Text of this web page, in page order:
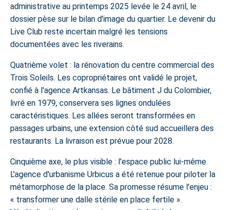
administrative au printemps 2025 levée le 24 avril, le
dossier pèse sur le bilan d'image du quartier. Le devenir du
Live Club reste incertain malgré les tensions
documentées avec les riverains.
Quatrième volet : la rénovation du centre commercial des
Trois Soleils. Les copropriétaires ont validé le projet,
confié à l'agence Artkansas. Le bâtiment J du Colombier,
livré en 1979, conservera ses lignes ondulées
caractéristiques. Les allées seront transformées en
passages urbains, une extension côté sud accueillera des
restaurants. La livraison est prévue pour 2028.
Cinquième axe, le plus visible : l'espace public lui-même.
L'agence d'urbanisme Urbicus a été retenue pour piloter la
métamorphose de la place. Sa promesse résume l'enjeu :
« transformer une dalle stérile en place fertile ».